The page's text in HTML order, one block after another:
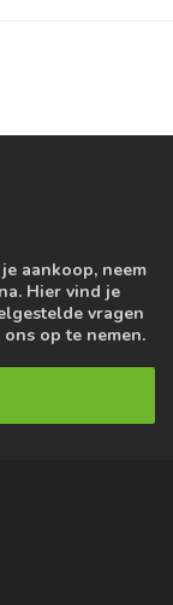
aankoop, neem
Hier vind je
vragen
op te nemen.